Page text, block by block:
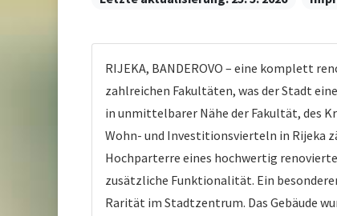
RIJEKA, BANDEROVO – eine komplett
zahlreichen Fakultäten, was der Stadt
in unmittelbarer Nähe der Fakultät, des
Wohn- und Investitionsvierteln in Rijeka
Hochparterre eines hochwertig
zusätzliche Funktionalität. Ein
Rarität im Stadtzentrum. Das Gebäude